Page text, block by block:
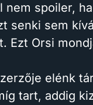
nem spoiler,
senki sem
Ezt Orsi
elénk
tart, addig